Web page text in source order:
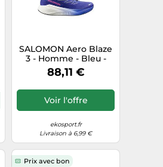
SALOMON Aero Blaze
3 - Homme - Bleu -
taille 42- modèle 2026
88,11 €
Voir l'offre
ekosport.fr
Livraison à 6,99 €
Prix avec bon